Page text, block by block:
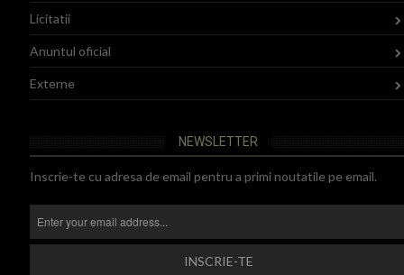
Licitatii
Anuntul oficial
Externe
NEWSLETTER
Inscrie-te cu adresa de email pentru a primi noutatile pe email.